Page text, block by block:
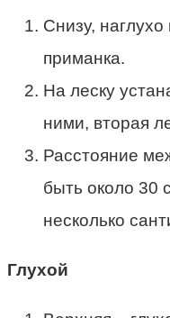
Снизу,
приманка.
На леску
ними, вторая
Расстояние
быть около 30
несколько
Глухой